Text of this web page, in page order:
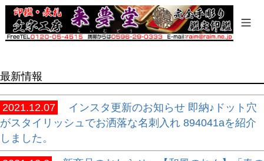
最新情報
2021.12.07
インスタ更新のお知らせ 即納♪ドット穴
がスタイリッシュでお洒落な名刺入れ 894041aを紹介
しました。
商品タグ
セール
翌日発送
在庫なし商品
在庫なし商品を表示しない
商品番号/JANコード